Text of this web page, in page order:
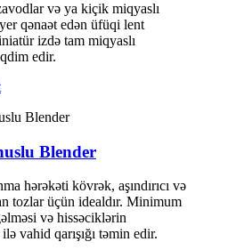
və ya kiçik miqyaslı
qənaət edən üfüqi lent
izdə tam miqyaslı
edir.
Blender
hərəkəti kövrək, aşındırıcı və
tozlar üçün idealdır. Minimum
və hissəciklərin
vahid qarışığı təmin edir.